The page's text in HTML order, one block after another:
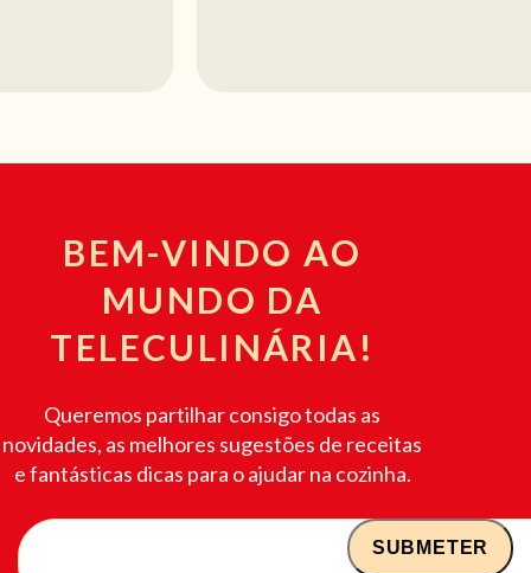
BEM-VINDO AO
MUNDO DA
TELECULINÁRIA!
Queremos partilhar consigo todas as
novidades, as melhores sugestões de receitas
e fantásticas dicas para o ajudar na cozinha.